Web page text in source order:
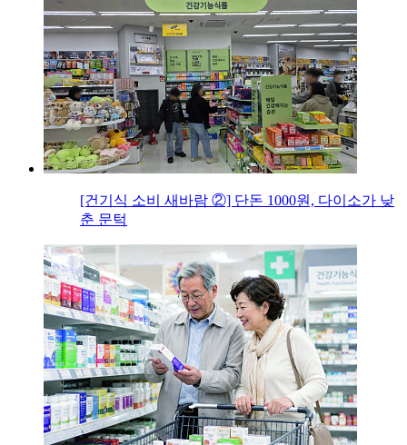
[건기식 소비 새바람 ②] 단돈 1000원, 다이소가 낮
춘 문턱